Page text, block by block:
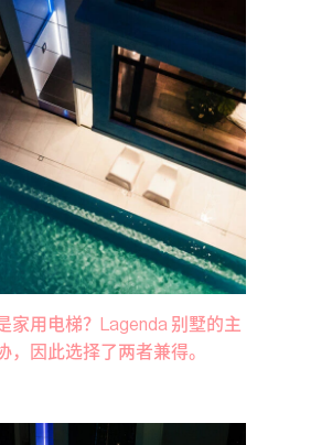
家用电梯？Lagenda 别墅的主
，因此选择了两者兼得。